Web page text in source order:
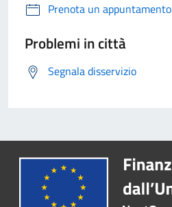
Prenota un appuntamento
Problemi in città
Segnala disservizio